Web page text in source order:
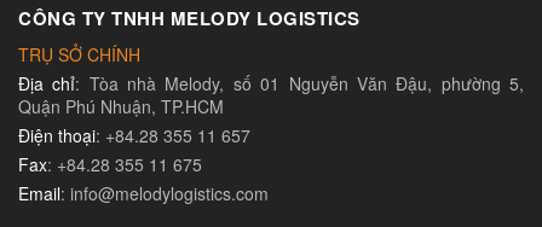
CÔNG TY TNHH MELODY LOGISTICS
TRỤ SỞ CHÍNH
Địa chỉ: Tòa nhà Melody, số 01 Nguyễn Văn Đậu, phường 5,
Quận Phú Nhuận, TP.HCM
Điện thoại: +84.28 355 11 657
Fax: +84.28 355 11 675
Email: info@melodylogistics.com